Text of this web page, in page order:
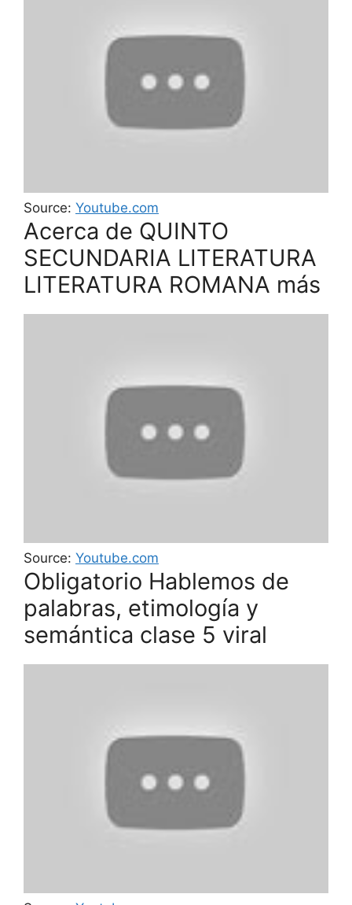
Source: Youtube.com
Acerca de QUINTO
SECUNDARIA LITERATURA
LITERATURA ROMANA más
Source: Youtube.com
Obligatorio Hablemos de
palabras, etimología y
semántica clase 5 viral